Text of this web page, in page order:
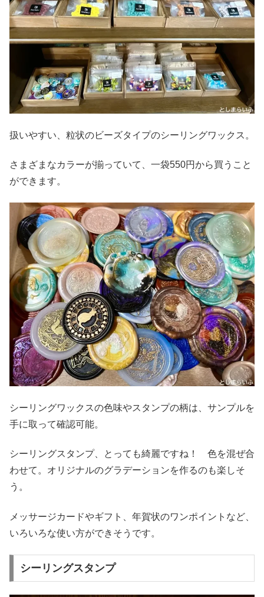
扱いやすい、粒状のビーズタイプのシーリングワックス。
さまざまなカラーが揃っていて、一袋550円から買うこと
ができます。
シーリングワックスの色味やスタンプの柄は、サンプルを
手に取って確認可能。
シーリングスタンプ、とっても綺麗ですね！ 色を混ぜ合
わせて。オリジナルのグラデーションを作るのも楽しそ
う。
メッサージカードやギフト、年賀状のワンポイントなど、
いろいろな使い方ができそうです。
シーリングスタンプ